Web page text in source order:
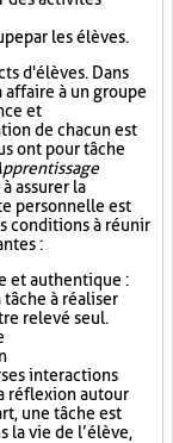
par les élèves.
d'élèves. Dans
affaire à un groupe
et
de chacun est
ont pour tâche
assurer la
personnelle est
conditions à réunir
:
et authentique :
à réaliser
relevé seul.
interactions
réflexion autour
une tâche est
la vie de l’élève,